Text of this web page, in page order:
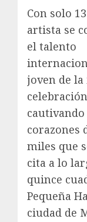
Con solo
artista se
el talento
joven de la
cautivando
corazones
miles que
cita a lo
quince
Pequeña
ciudad de